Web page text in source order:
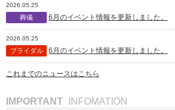
2026.05.25
葬儀 6月のイベント情報を更新しました。
2026.05.25
ブライダル 6月のイベント情報を更新しました。
これまでのニュースはこちら
IMPORTANT INFOMATION